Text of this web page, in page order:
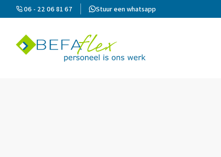
06 - 22 06 81 67 Stuur een whatsapp